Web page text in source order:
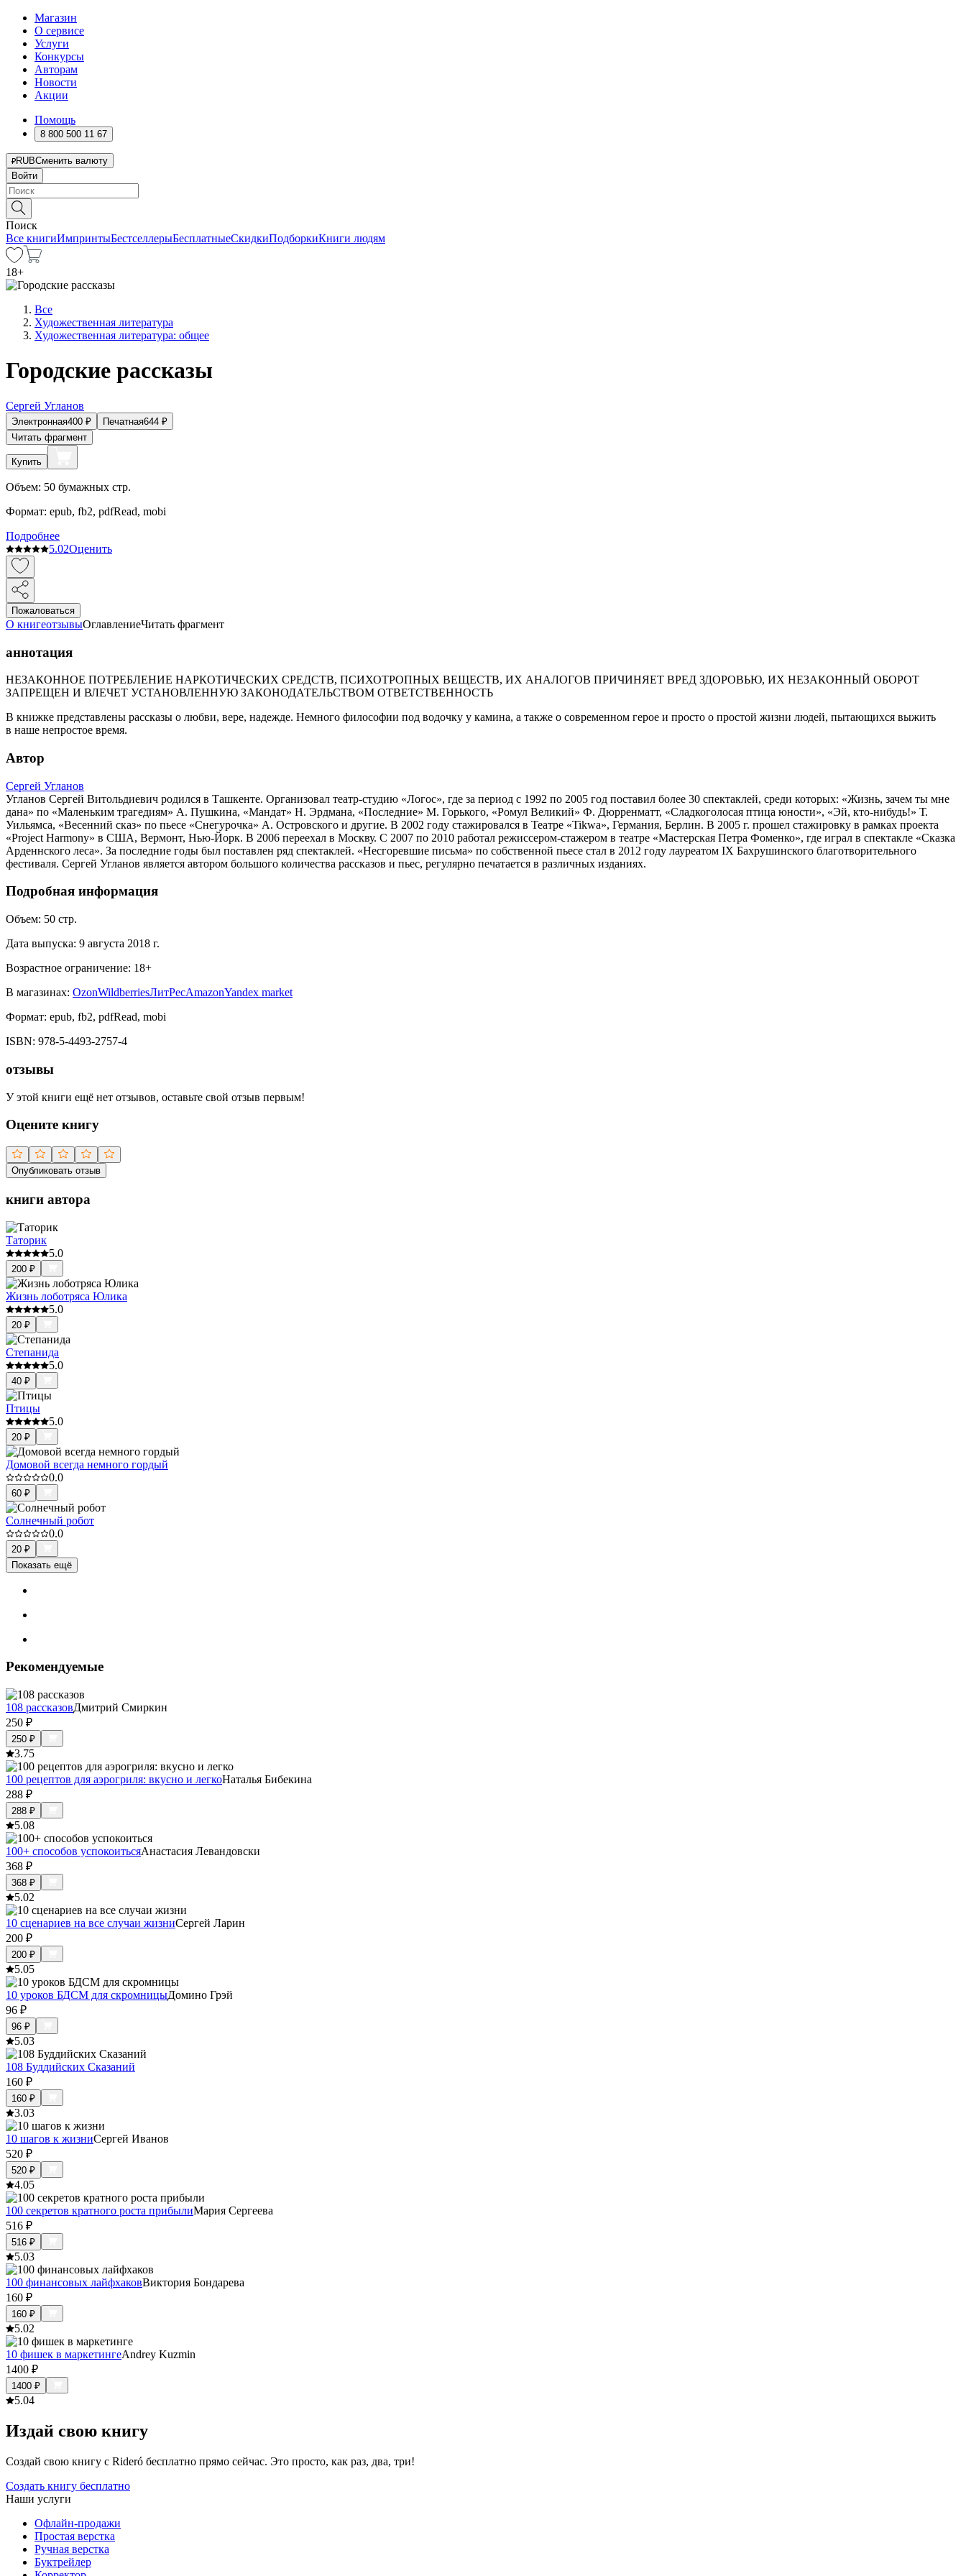
Магазин
О сервисе
Услуги
Конкурсы
Авторам
Новости
Акции
Помощь
8 800 500 11 67
RUBСменить валюту
Войти
Поиск
Все книгиИмпринтыБестселлерыБесплатныеСкидкиПодборкиКниги людям
18+
Все
Художественная литература
Художественная литература: общее
Городские рассказы
Сергей Угланов
Электронная400 ₽ Печатная644 ₽
Читать фрагмент
Купить
Объем: 50 бумажных стр.
Формат: epub, fb2, pdfRead, mobi
Подробнее
5.02Оценить
Пожаловаться
О книгеотзывыОглавлениеЧитать фрагмент
аннотация
НЕЗАКОННОЕ ПОТРЕБЛЕНИЕ НАРКОТИЧЕСКИХ СРЕДСТВ, ПСИХОТРОПНЫХ ВЕЩЕСТВ, ИХ АНАЛОГОВ ПРИЧИНЯЕТ ВРЕД ЗДОРОВЬЮ, ИХ НЕЗАКОННЫЙ ОБОРОТ
ЗАПРЕЩЕН И ВЛЕЧЕТ УСТАНОВЛЕННУЮ ЗАКОНОДАТЕЛЬСТВОМ ОТВЕТСТВЕННОСТЬ
В книжке представлены рассказы о любви, вере, надежде. Немного философии под водочку у камина, а также о современном герое и просто о простой жизни людей, пытающихся выжить
в наше непростое время.
Автор
Сергей Угланов
Угланов Сергей Витольдиевич родился в Ташкенте. Организовал театр-студию «Логос», где за период с 1992 по 2005 год поставил более 30 спектаклей, среди которых: «Жизнь, зачем ты мне
дана» по «Маленьким трагедиям» А. Пушкина, «Мандат» Н. Эрдмана, «Последние» М. Горького, «Ромул Великий» Ф. Дюрренматт, «Сладкоголосая птица юности», «Эй, кто-нибудь!» Т.
Уильямса, «Весенний сказ» по пьесе «Снегурочка» А. Островского и другие. В 2002 году стажировался в Театре «Tikwa», Германия, Берлин. В 2005 г. прошел стажировку в рамках проекта
«Project Harmony» в США, Вермонт, Нью-Йорк. В 2006 переехал в Москву. С 2007 по 2010 работал режиссером-стажером в театре «Мастерская Петра Фоменко», где играл в спектакле «Сказка
Арденнского леса». За последние годы был поставлен ряд спектаклей. «Несгоревшие письма» по собственной пьесе стал в 2012 году лауреатом IX Бахрушинского благотворительного
фестиваля. Сергей Угланов является автором большого количества рассказов и пьес, регулярно печатается в различных изданиях.
Подробная информация
Объем: 50 стр.
Дата выпуска: 9 августа 2018 г.
Возрастное ограничение: 18+
В магазинах: OzonWildberriesЛитРесAmazonYandex market
Формат: epub, fb2, pdfRead, mobi
ISBN: 978-5-4493-2757-4
отзывы
У этой книги ещё нет отзывов, оставьте свой отзыв первым!
Оцените книгу
Опубликовать отзыв
книги автора
Таторик
5.0
200 ₽
Жизнь лоботряса Юлика
5.0
20 ₽
Степанида
5.0
40 ₽
Птицы
5.0
20 ₽
Домовой всегда немного гордый
0.0
60 ₽
Солнечный робот
0.0
20 ₽
Показать ещё
Рекомендуемые
108 рассказовДмитрий Смиркин
250 ₽
250 ₽
3.75
100 рецептов для аэрогриля: вкусно и легкоНаталья Бибекина
288 ₽
288 ₽
5.08
100+ способов успокоитьсяАнастасия Левандовски
368 ₽
368 ₽
5.02
10 сценариев на все случаи жизниСергей Ларин
200 ₽
200 ₽
5.05
10 уроков БДСМ для скромницыДомино Грэй
96 ₽
96 ₽
5.03
108 Буддийских Сказаний
160 ₽
160 ₽
3.03
10 шагов к жизниСергей Иванов
520 ₽
520 ₽
4.05
100 секретов кратного роста прибылиМария Сергеева
516 ₽
516 ₽
5.03
100 финансовых лайфхаковВиктория Бондарева
160 ₽
160 ₽
5.02
10 фишек в маркетингеAndrey Kuzmin
1400 ₽
1400 ₽
5.04
Издай свою книгу
Создай свою книгу с Rideró бесплатно прямо сейчас. Это просто, как раз, два, три!
Создать книгу бесплатно
Наши услуги
Офлайн-продажи
Простая верстка
Ручная верстка
Буктрейлер